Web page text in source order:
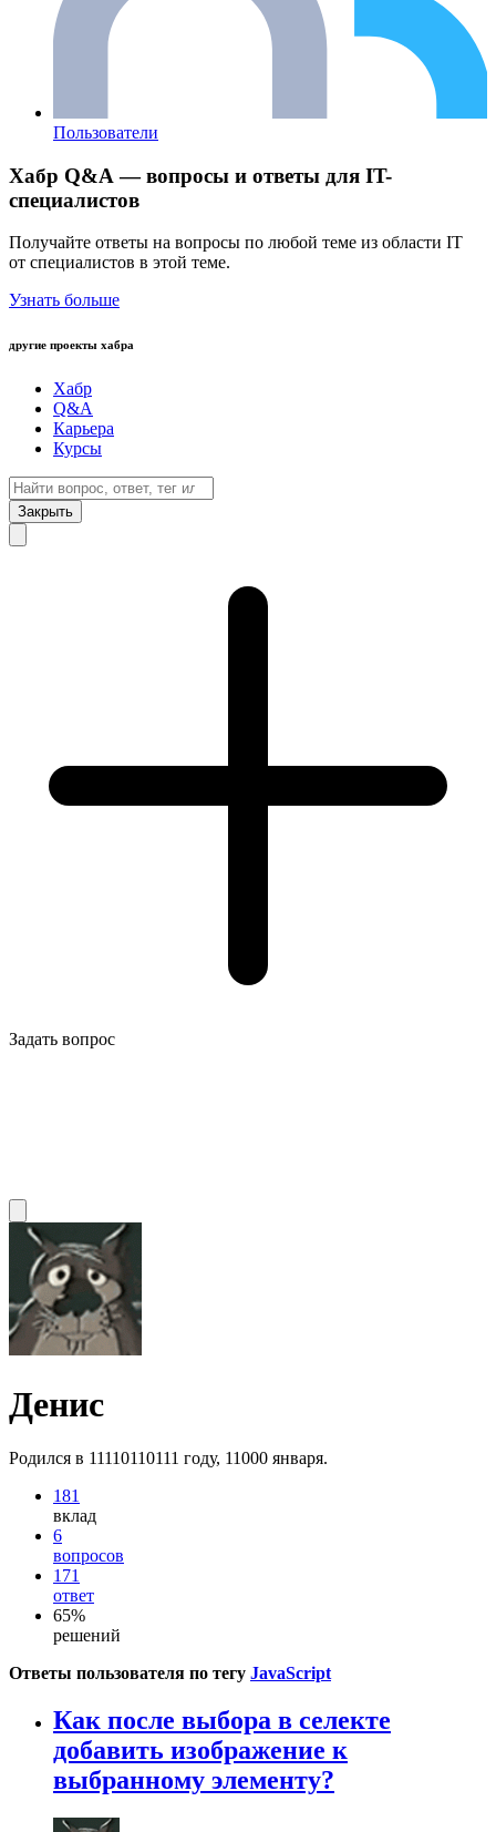
Пользователи
Хабр Q&A — вопросы и ответы для IT-
специалистов
Получайте ответы на вопросы по любой теме из области IT
от специалистов в этой теме.
Узнать больше
другие проекты хабра
Хабр
Q&A
Карьера
Курсы
Закрыть
Задать вопрос
Денис
Родился в 11110110111 году, 11000 января.
181
вклад
6
вопросов
171
ответ
65%
решений
Ответы пользователя по тегу JavaScript
Как после выбора в селекте
добавить изображение к
выбранному элементу?